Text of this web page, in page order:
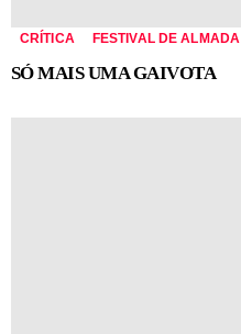
CRÍTICA FESTIVAL DE ALMADA
SÓ MAIS UMA GAIVOTA